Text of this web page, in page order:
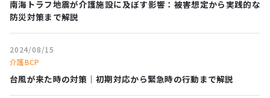
南海トラフ地震が介護施設に及ぼす影響：被害想定から実践的な
防災対策まで解説
2024/08/15
介護BCP
台風が来た時の対策｜初期対応から緊急時の行動まで解説